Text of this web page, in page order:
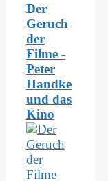
Der
Geruch
der
Filme -
Peter
Handke
und das
Kino